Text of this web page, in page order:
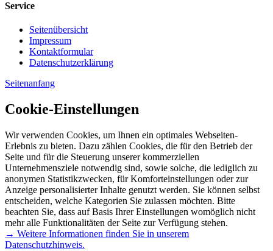
Service
Seitenübersicht
Impressum
Kontaktformular
Datenschutzerklärung
Seitenanfang
Cookie-Einstellungen
Wir verwenden Cookies, um Ihnen ein optimales Webseiten-
Erlebnis zu bieten. Dazu zählen Cookies, die für den Betrieb der
Seite und für die Steuerung unserer kommerziellen
Unternehmensziele notwendig sind, sowie solche, die lediglich zu
anonymen Statistikzwecken, für Komforteinstellungen oder zur
Anzeige personalisierter Inhalte genutzt werden. Sie können selbst
entscheiden, welche Kategorien Sie zulassen möchten. Bitte
beachten Sie, dass auf Basis Ihrer Einstellungen womöglich nicht
mehr alle Funktionalitäten der Seite zur Verfügung stehen.
→ Weitere Informationen finden Sie in unserem
Datenschutzhinweis.